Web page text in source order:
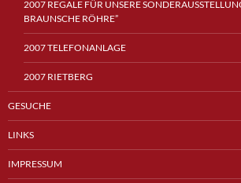
2007 REGALE FÜR UNSERE
BRAUNSCHE RÖHRE”
2007 TELEFONANLAGE
2007 RIETBERG
GESUCHE
LINKS
IMPRESSUM